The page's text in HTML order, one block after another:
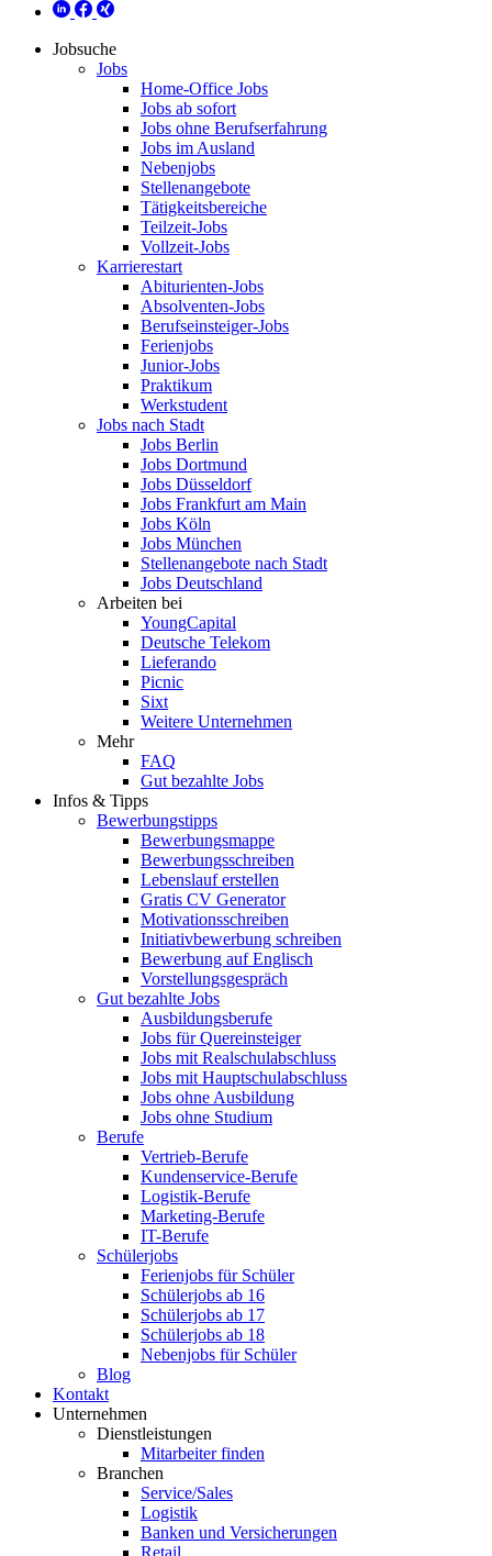
Jobsuche
Jobs
Home-Office Jobs
Jobs ab sofort
Jobs ohne Berufserfahrung
Jobs im Ausland
Nebenjobs
Stellenangebote
Tätigkeitsbereiche
Teilzeit-Jobs
Vollzeit-Jobs
Karrierestart
Abiturienten-Jobs
Absolventen-Jobs
Berufseinsteiger-Jobs
Ferienjobs
Junior-Jobs
Praktikum
Werkstudent
Jobs nach Stadt
Jobs Berlin
Jobs Dortmund
Jobs Düsseldorf
Jobs Frankfurt am Main
Jobs Köln
Jobs München
Stellenangebote nach Stadt
Jobs Deutschland
Arbeiten bei
YoungCapital
Deutsche Telekom
Lieferando
Picnic
Sixt
Weitere Unternehmen
Mehr
FAQ
Gut bezahlte Jobs
Infos & Tipps
Bewerbungstipps
Bewerbungsmappe
Bewerbungsschreiben
Lebenslauf erstellen
Gratis CV Generator
Motivationsschreiben
Initiativbewerbung schreiben
Bewerbung auf Englisch
Vorstellungsgespräch
Gut bezahlte Jobs
Ausbildungsberufe
Jobs für Quereinsteiger
Jobs mit Realschulabschluss
Jobs mit Hauptschulabschluss
Jobs ohne Ausbildung
Jobs ohne Studium
Berufe
Vertrieb-Berufe
Kundenservice-Berufe
Logistik-Berufe
Marketing-Berufe
IT-Berufe
Schülerjobs
Ferienjobs für Schüler
Schülerjobs ab 16
Schülerjobs ab 17
Schülerjobs ab 18
Nebenjobs für Schüler
Blog
Kontakt
Unternehmen
Dienstleistungen
Mitarbeiter finden
Branchen
Service/Sales
Logistik
Banken und Versicherungen
Retail